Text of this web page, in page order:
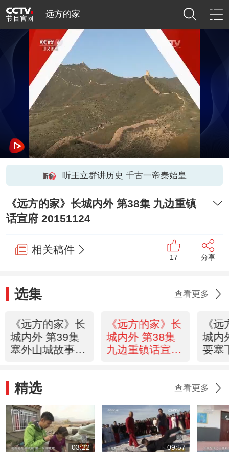
远方的家
听王立群讲历史 千古一帝秦始皇
《远方的家》长城内外 第38集 九边重镇
话宣府 20151124
相关稿件
17 分享
选集 查看更多
《远方的家》长
城内外 第39集
塞外山城故事多
《远方的家》长
城内外 第38集
九边重镇话宣府
《
城内
要塞
精选 查看更多
03:22 09:57